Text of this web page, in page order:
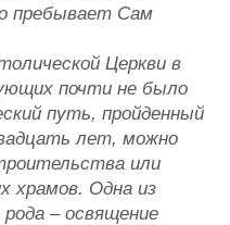
пребывает Сам
Церкви в
почти не было
путь, пройденный
лет, можно
или
храмов. Одна из
– освящение